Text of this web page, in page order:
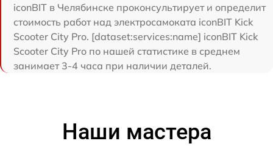
iconBIT в Челябинске проконсультирует и определит
стоимость работ над электросамоката iconBIT Kick
Scooter City Pro. [dataset:services:name] iconBIT Kick
Scooter City Pro по нашей статистике в среднем
занимает 3-4 часа при наличии деталей.
Наши мастера